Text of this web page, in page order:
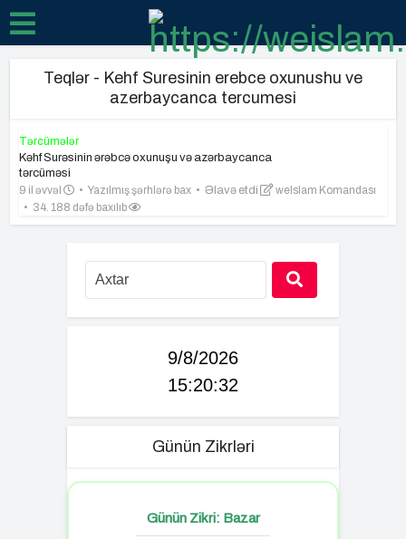
Teqlər - Kehf Suresinin erebce oxunushu ve
azerbaycanca tercumesi
Tərcümələr
Kəhf Surəsinin ərəbcə oxunuşu və azərbaycanca
tərcüməsi
9 il əvvəl
Yazılmış şərhlərə bax Əlavə etdi
weIslam Komandası
34. 188 dəfə baxılıb
9/8/2026
15:20:33
Günün Zikrləri
Günün Zikri: Bazar